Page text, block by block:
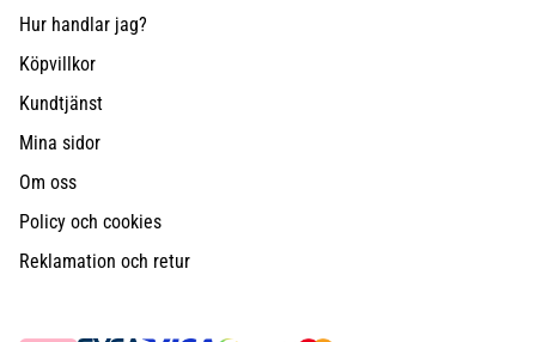
Hur handlar jag?
Köpvillkor
Kundtjänst
Mina sidor
Om oss
Policy och cookies
Reklamation och retur